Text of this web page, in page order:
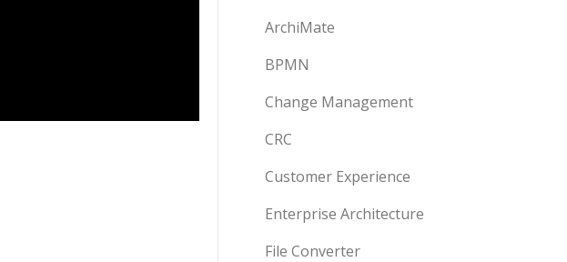
ArchiMate
BPMN
Change Management
CRC
Customer Experience
Enterprise Architecture
File Converter